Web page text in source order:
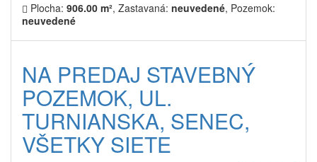
Plocha: 906.00 m², Zastavaná: neuvedené, Pozemok:
neuvedené
NA PREDAJ STAVEBNÝ
POZEMOK, UL.
TURNIANSKA, SENEC,
VŠETKY SIETE